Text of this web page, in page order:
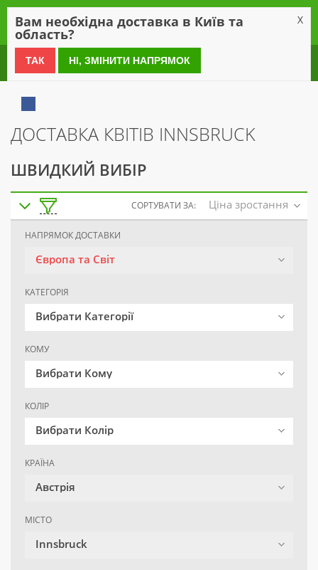
0 800 21 54 55
ДОСТАВКА КВІТІВ INNSBRUCK
ШВИДКИЙ ВИБІР
СОРТУВАТИ ЗА: Ціна зростання
НАПРЯМОК ДОСТАВКИ
Європа та Світ
КАТЕГОРІЯ
Вибрати Категорії
КОМУ
Вибрати Кому
КОЛІР
Вибрати Колір
КРАЇНА
Австрія
МІСТО
Innsbruck
Вам необхідна доставка в Київ та
область?
X
ТАК НІ, ЗМІНИТИ НАПРЯМОК